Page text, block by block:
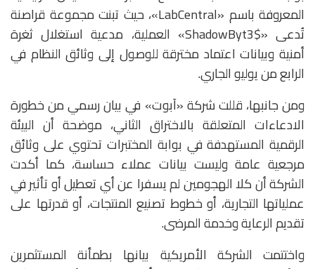
المعروفة باسم «LabCentral»، حيث تبنت مجموعة قراصنة
تُدعى «ShadowByt3$» العملية، مدعية استغلال ثغرة
أمنية وبيانات اعتماد مخترقة للوصول إلى وثائق النظام في
الرابع من يوليو الجاري.
ومن جانبها، قللت شركة «آبوت» في بيان رسمي من خطورة
الادعاءات المتعلقة بالاختراق الثاني، موضحة أن البيئة
الرقمية المستهدفة في بوابة المختبرات تحتوي على وثائق
مرجعية عامة وليست بيانات عملاء حساسة، كما أكدت
الشركة أن كلا الهجومين لم يسفرا عن أي تعطيل أو تأثير في
عملياتها التجارية، أو خطوط تصنيع المنتجات، أو قدرتها على
تقديم الرعاية وخدمة المرضى.
واختتمت الشركة الأمريكية بيانها بطمأنة المستثمرين